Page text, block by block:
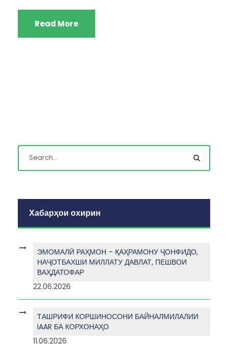
Read More
Хабарҳои охирин
ЭМОМАЛӢ РАҲМОН – ҚАҲРАМОНУ ҶОНФИДО,
НАҶОТБАХШИ МИЛЛАТУ ДАВЛАТ, ПЕШВОИ
ВАҲДАТОФАР
22.06.2026
ТАШРИФИ КОРШИНОСОНИ БАЙНАЛМИЛАЛИИ
IAAR БА КОРХОНАҲО
11.06.2026